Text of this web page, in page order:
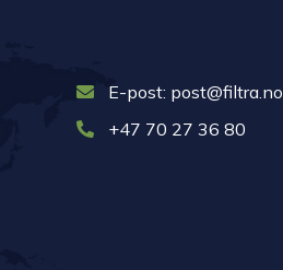
E-post: post@filtra.no
+47 70 27 36 80